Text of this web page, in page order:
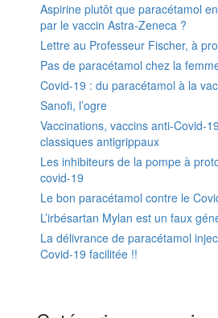
Aspirine plutôt que paracétamol
par le vaccin Astra-Zeneca ?
Lettre au Professeur Fischer, à
Pas de paracétamol chez la
Covid-19 : du paracétamol à la
Sanofi, l’ogre
Vaccinations, vaccins anti-Covid-
classiques antigrippaux
Les inhibiteurs de la pompe à
covid-19
Le bon paracétamol contre le
L’irbésartan Mylan est un faux
La délivrance de paracétamol
Covid-19 facilitée !!